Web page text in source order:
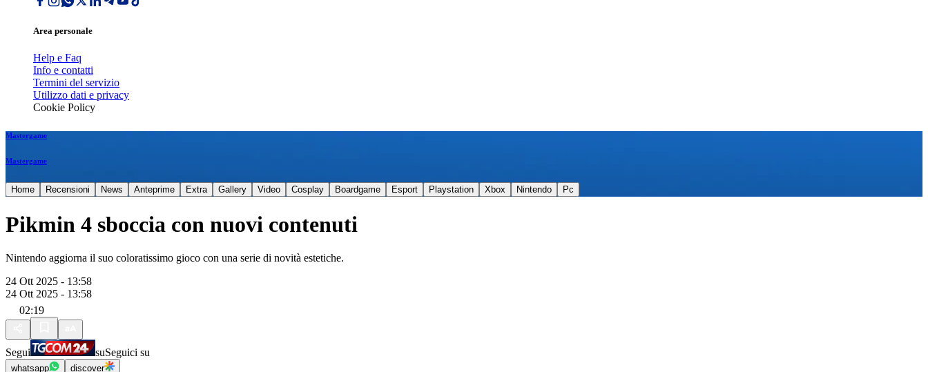
Area personale
Help e Faq
Info e contatti
Termini del servizio
Utilizzo dati e privacy
Cookie Policy
Mastergame
Mastergame
Home Recensioni News Anteprime Extra Gallery Video Cosplay Boardgame Esport Playstation Xbox Nintendo Pc
Pikmin 4 sboccia con nuovi contenuti
Nintendo aggiorna il suo coloratissimo gioco con una serie di novità estetiche.
24 Ott 2025 - 13:58
24 Ott 2025 - 13:58
02:19
Segui suSeguici su
whatsapp discover